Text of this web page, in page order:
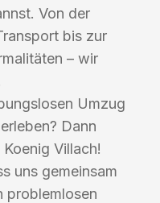
Von der
bis zur
– wir
Umzug
Dann
Villach!
uns gemeinsam
problemlosen